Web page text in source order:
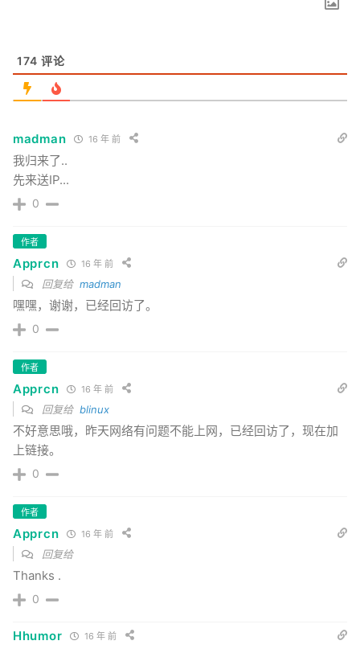
174 评论
madman 16 年 前
我归来了..
先来送IP...
0
作者
Apprcn 16 年 前
回复给 madman
嘿嘿，谢谢，已经回访了。
0
作者
Apprcn 16 年 前
回复给 blinux
不好意思哦，昨天网络有问题不能上网，已经回访了，现在加
上链接。
0
作者
Apprcn 16 年 前
回复给
Thanks .
0
Hhumor 16 年 前